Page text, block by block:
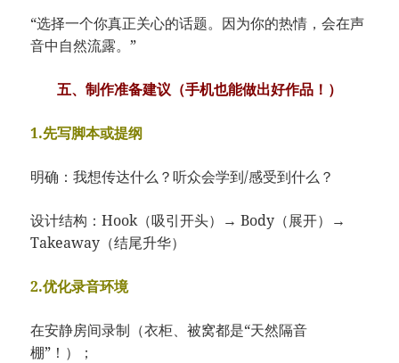
“选择一个你真正关心的话题。因为你的热情，会在声
音中自然流露。”
五、制作准备建议（手机也能做出好作品！）
1.先写脚本或提纲
明确：我想传达什么？听众会学到/感受到什么？
设计结构：Hook（吸引开头）→ Body（展开）→
Takeaway（结尾升华）
2.优化录音环境
在安静房间录制（衣柜、被窝都是“天然隔音
棚”！）；